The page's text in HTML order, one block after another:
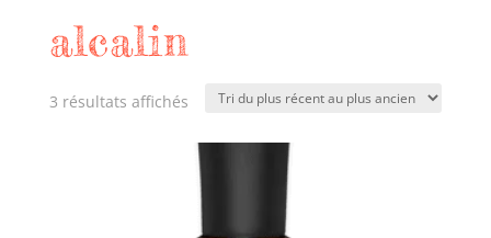
alcalin
3 résultats affichésTrié
du
plus
récent